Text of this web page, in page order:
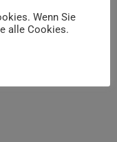
Wenn Sie
alle Cookies.